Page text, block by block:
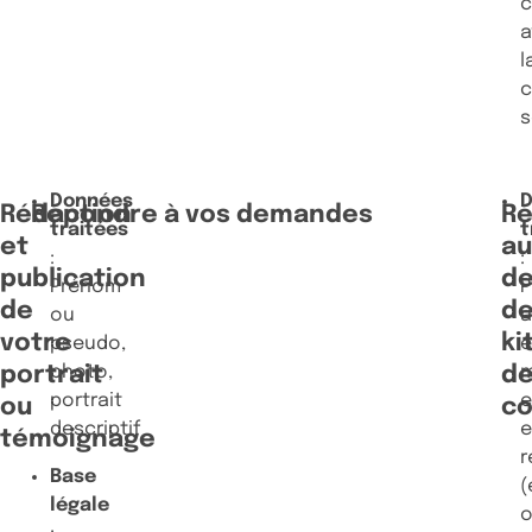
Rédaction
et
publication
de
votre
portrait
ou
témoignage
Données
traitées
:
Prénom
ou
pseudo,
photo,
portrait
descriptif
Base
légale
Répondre à vos demandes
: